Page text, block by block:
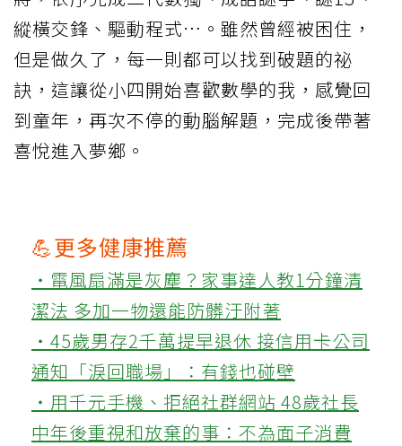
縱橫交鋒、驅動程式…。雖然曾經被困住，
但是做久了，每一則都可以找到破題的祕
訣，這讓從小四開始喜歡數學的我，感覺回
到童年，再次不停的動腦解題，完成後帶著
喜悅進入夢鄉。
💪更多健康推薦
‧電風扇滿是灰塵？家事達人教1分鐘清
潔法 多加一物還能防髒汙附著
‧45歲男存2千萬提早退休 接信用卡公司
通知「淚回職場」：有錢也碰壁
‧用千元手機、拒絕社群網站 48歲社長
中年後重視和放棄的事：不為面子消費